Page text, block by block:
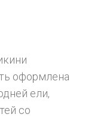
оформлена
ели,
со